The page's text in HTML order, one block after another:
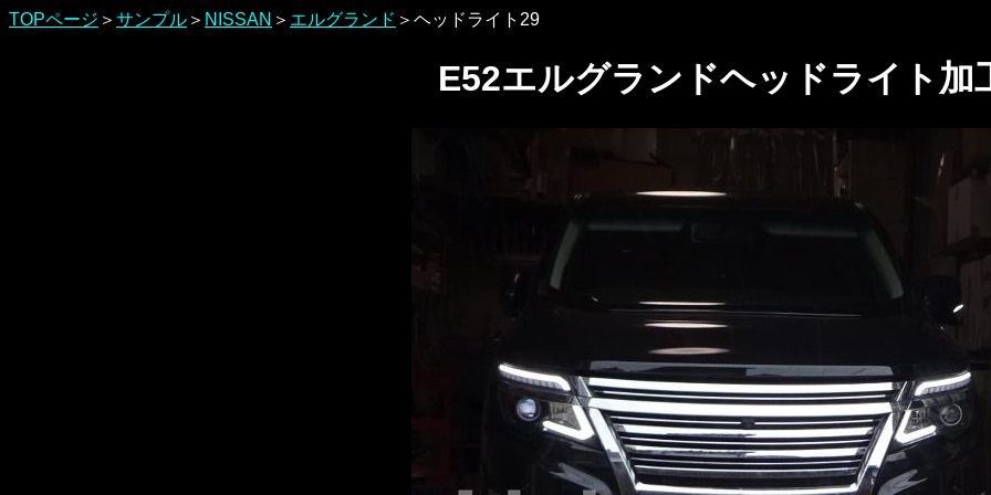
TOPページ ＞ サンプル ＞ NISSAN ＞ エルグランド ＞ヘッドライト29
E52エルグランドヘッドライト加